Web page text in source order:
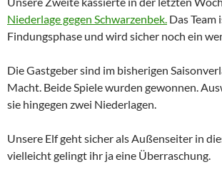
Niederlage gegen Schwarzenbek. Das Team
Findungsphase und wird sicher noch ein
Die Gastgeber sind im bisherigen
Macht. Beide Spiele wurden gewonnen.
sie hingegen zwei Niederlagen.
Unsere Elf geht sicher als Außenseiter in
vielleicht gelingt ihr ja eine Überraschung.